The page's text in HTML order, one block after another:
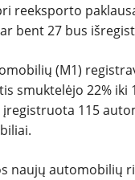
reeksporto
bent 27 bus
(M1)
smuktelėjo 22%
115
naujų automobilių